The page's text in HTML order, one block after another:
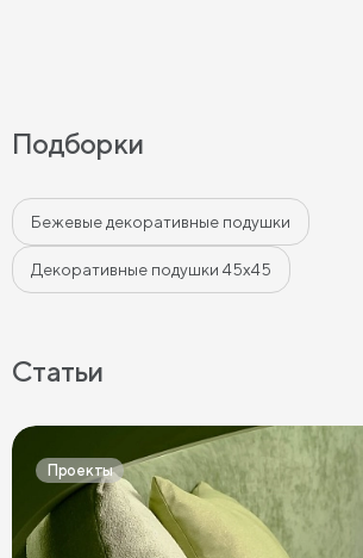
Подборки
Бежевые декоративные подушки
Декоративные подушки 45х45
Статьи
Проекты